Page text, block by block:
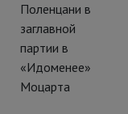
Поленцани в
заглавной
партии в
«Идоменее»
Моцарта